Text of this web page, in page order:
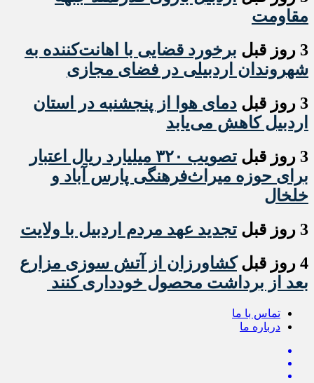
مقاومت
3 روز قبل
برخورد قضایی با اهانت‌کننده به
شهروندان اردبیلی در فضای مجازی
3 روز قبل
دمای هوا از پنجشنبه در استان
اردبیل کاهش می‌یابد
3 روز قبل
تصویب ۳۲۰ میلیارد ریال اعتبار
برای حوزه میراث‌فرهنگی پارس آباد و
خلخال
3 روز قبل
تجدید عهد مردم اردبیل با ولایت
4 روز قبل
کشاورزان از آتش سوزی مزارع
بعد از برداشت محصول خودداری کنند
تماس با ما
درباره ما